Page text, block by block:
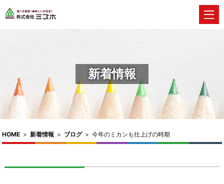
新着情報
HOME > 新着情報 > ブログ> 今年のミカンも仕上げの時期